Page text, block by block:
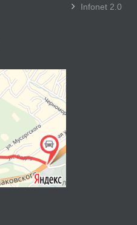
Infonet 2.0